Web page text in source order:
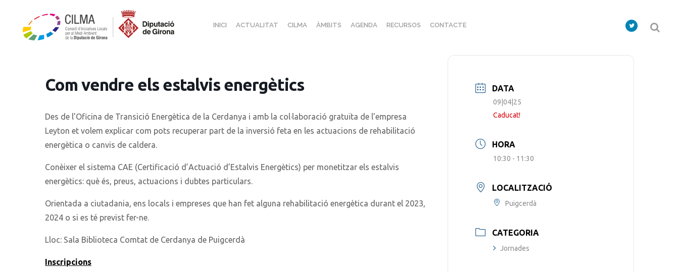
INICI ACTUALITAT CILMA ÀMBITS AGENDA RECURSOS CONTACTE
Com vendre els estalvis energètics
Des de l’Oficina de Transició Energètica de la Cerdanya i amb la col·laboració gratuïta de l’empresa
Leyton et volem explicar com pots recuperar part de la inversió feta en les actuacions de rehabilitació
energètica o canvis de caldera.
Conèixer el sistema CAE (Certificació d’Actuació d’Estalvis Energètics) per monetitzar els estalvis
energètics: què és, preus, actuacions i dubtes particulars.
Orientada a ciutadania, ens locals i empreses que han fet alguna rehabilitació energètica durant el 2023,
2024 o si es té previst fer-ne.
Lloc: Sala Biblioteca Comtat de Cerdanya de Puigcerdà
Inscripcions
DATA
09|04|25
Caducat!
HORA
10:30 - 11:30
LOCALITZACIÓ
Puigcerdà
CATEGORIA
Jornades